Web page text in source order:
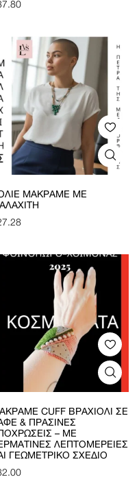
ΜΑΚΡΑΜΈ ΜΕ
CUFF ΒΡΑΧΙΌΛΙ ΣΕ
& ΠΡΆΣΙΝΕΣ
– ΜΕ
ΛΕΠΤΟΜΈΡΕΙΕΣ
ΓΕΩΜΕΤΡΙΚΌ ΣΧΈΔΙΟ